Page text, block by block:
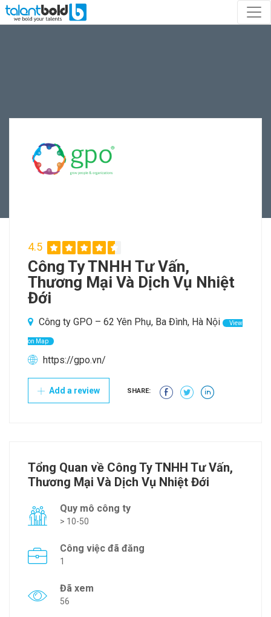
4.5
Công Ty TNHH Tư Vấn,
Thương Mại Và Dịch Vụ Nhiệt
Đới
Công ty GPO – 62 Yên Phụ, Ba Đình, Hà Nội View
on Map
https://gpo.vn/
Add a review SHARE:
Tổng Quan về Công Ty TNHH Tư Vấn,
Thương Mại Và Dịch Vụ Nhiệt Đới
Quy mô công ty
> 10-50
Công việc đã đăng
1
Đã xem
56